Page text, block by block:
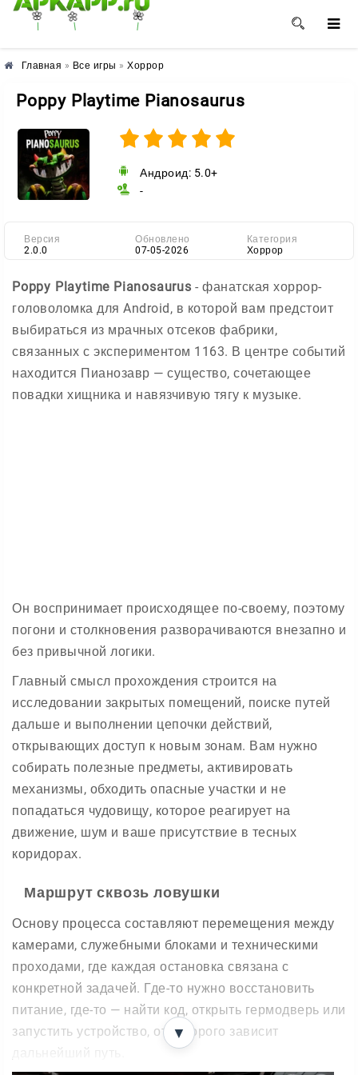
🌸 🌼 🌺
Главная » Все игры » Хоррор
Poppy Playtime Pianosaurus
Андроид: 5.0+
-
Версия
2.0.0
Обновлено
07-05-2026
Категория
Хоррор
Poppy Playtime Pianosaurus - фанатская хоррор-
головоломка для Android, в которой вам предстоит
выбираться из мрачных отсеков фабрики,
связанных с экспериментом 1163. В центре событий
находится Пианозавр — существо, сочетающее
повадки хищника и навязчивую тягу к музыке.
Он воспринимает происходящее по-своему, поэтому
погони и столкновения разворачиваются внезапно и
без привычной логики.
Главный смысл прохождения строится на
исследовании закрытых помещений, поиске путей
дальше и выполнении цепочки действий,
открывающих доступ к новым зонам. Вам нужно
собирать полезные предметы, активировать
механизмы, обходить опасные участки и не
попадаться чудовищу, которое реагирует на
движение, шум и ваше присутствие в тесных
коридорах.
Маршрут сквозь ловушки
Основу процесса составляют перемещения между
камерами, служебными блоками и техническими
проходами, где каждая остановка связана с
конкретной задачей. Где-то нужно восстановить
питание, где-то — найти код, открыть гермодверь или
запустить устройство, от которого зависит
дальнейший путь.
▼